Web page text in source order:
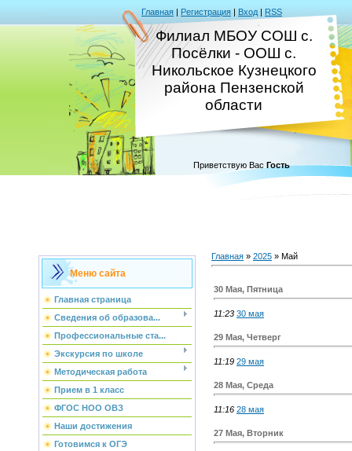
Главная | Регистрация | Вход | RSS
Филиал МБОУ СОШ с.
Посёлки - ООШ с.
Никольское Кузнецкого
района Пензенской
области
Приветствую Вас Гость
Меню сайта
Главная страница
Сведения об образова...
Профессиональные ста...
Экскурсия по школе
Методическая работа
Прием в 1 класс
ФГОС НОО ОВЗ
Наши достижения
Готовимся к ОГЭ
Главная » 2025 » Май
30 Мая, Пятница
11:23 30 мая
29 Мая, Четверг
11:19 29 мая
28 Мая, Среда
11:16 28 мая
27 Мая, Вторник